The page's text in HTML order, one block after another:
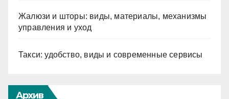
Жалюзи и шторы: виды, материалы, механизмы
управления и уход
Такси: удобство, виды и современные сервисы
Архив